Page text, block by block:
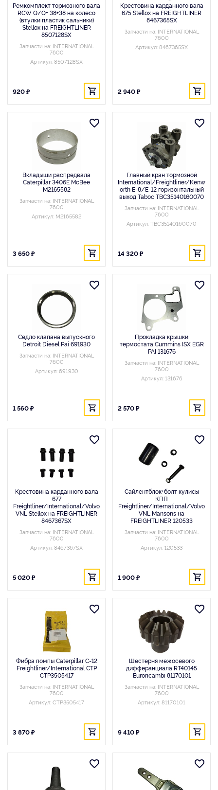
Ремкомплект тормозного вала
RCW Q/Q+ 38+38 на колесо
(втулки пластик сальники)
Stellox на FREIGHTLINER
8507128SX
Запчасти на: INTERNATIONAL
7600
Артикул: 8507128SX
920 ₽
Крестовина карданного вала
675 Stellox на FREIGHTLINER
8467365SX
Запчасти на: INTERNATIONAL
7600
Артикул: 8467365SX
2 940 ₽
Вкладыши распредвала
Caterpillar 3406E McBee
M2165582
Запчасти на: INTERNATIONAL
7600
Артикул: M2165582
3 650 ₽
Главный кран тормозной
International/Freightliner/Kenw
orth E-8/E-12 горизонтальный
выход Taboc TBC35140160070
Запчасти на: INTERNATIONAL
7600
Артикул: TBC35140160070
14 320 ₽
Седло клапана выпускного
Detroit Diesel Pai 691930
Запчасти на: INTERNATIONAL
7600
Артикул: 691930
1 560 ₽
Прокладка крышки
термостата Cummins ISX EGR
PAI 131676
Запчасти на: INTERNATIONAL
7600
Артикул: 131676
2 570 ₽
Крестовина карданного вала
677
Freightliner/International/Volvo
VNL Stellox на FREIGHTLINER
8467367SX
Запчасти на: INTERNATIONAL
7600
Артикул: 8467367SX
5 020 ₽
Сайлентблок+болт кулисы
КПП
Freightliner/International/Volvo
VNL Mansons на
FREIGHTLINER 120533
Запчасти на: INTERNATIONAL
7600
Артикул: 120533
1 900 ₽
Фибра помпы Caterpillar C-12
Freightliner/International CTP
CTP3505417
Запчасти на: INTERNATIONAL
7600
Артикул: CTP3505417
3 870 ₽
Шестерня межосевого
дифферанциала RT40145
Euroricambi 81170101
Запчасти на: INTERNATIONAL
7600
Артикул: 81170101
9 410 ₽